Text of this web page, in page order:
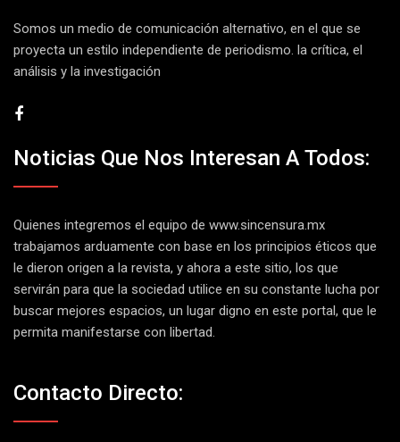
Somos un medio de comunicación alternativo, en el que se
proyecta un estilo independiente de periodismo. la crítica, el
análisis y la investigación
Noticias Que Nos Interesan A Todos:
Quienes integremos el equipo de www.sincensura.mx
trabajamos arduamente con base en los principios éticos que
le dieron origen a la revista, y ahora a este sitio, los que
servirán para que la sociedad utilice en su constante lucha por
buscar mejores espacios, un lugar digno en este portal, que le
permita manifestarse con libertad.
Contacto Directo: